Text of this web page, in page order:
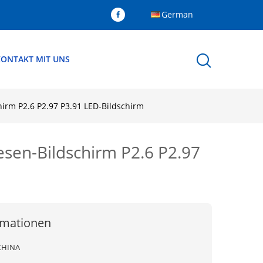
German
MIT UNS
P2.6 P2.97 P3.91 LED-Bildschirm
Bildschirm P2.6 P2.97